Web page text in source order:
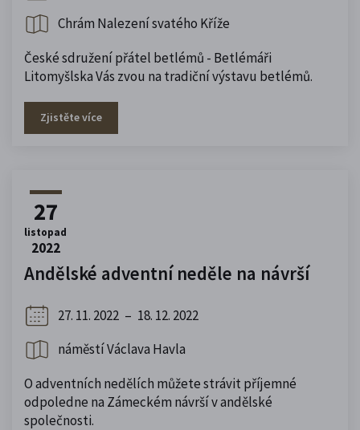
Chrám Nalezení svatého Kříže
České sdružení přátel betlémů - Betlémáři
Litomyšlska Vás zvou na tradiční výstavu betlémů.
Zjistěte více
27
listopad
2022
Andělské adventní neděle na návrší
27. 11. 2022 – 18. 12. 2022
náměstí Václava Havla
O adventních nedělích můžete strávit příjemné
odpoledne na Zámeckém návrší v andělské
společnosti.